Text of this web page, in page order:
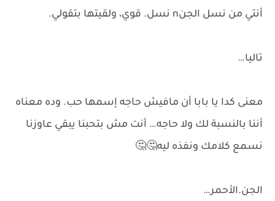
أنتي من نسل الجنn نسل. قوي، ولقيتها بتقولي.
تاليا…
معنى كدا يا بابا أن مافيش حاجه إسمها حب. وده معناه
أننا بالنسبة لك ولا حاجه… أنت مش بتحبنا يبقي عاوزنا
نسمع كلامك ونفذه ليه🤔🤔
الجن.الأحمر…